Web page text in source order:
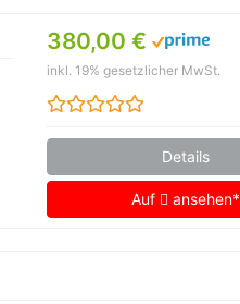
380,00 €
inkl. 19% gesetzlicher MwSt.
Details
Auf ansehen*